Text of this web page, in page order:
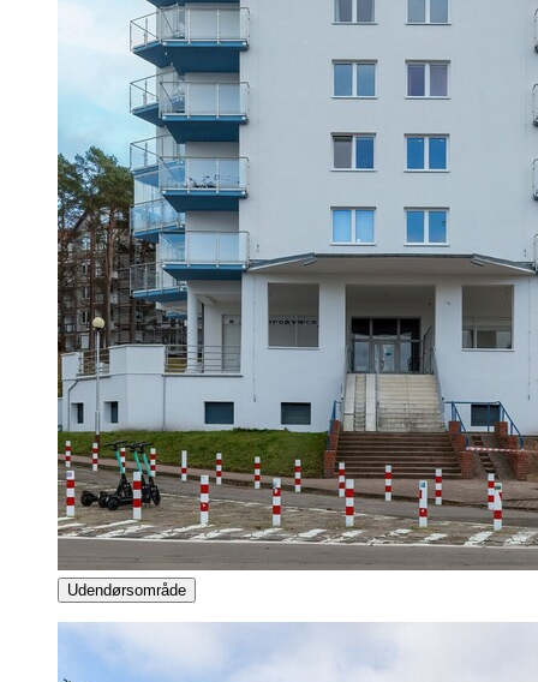
Udendørsområde